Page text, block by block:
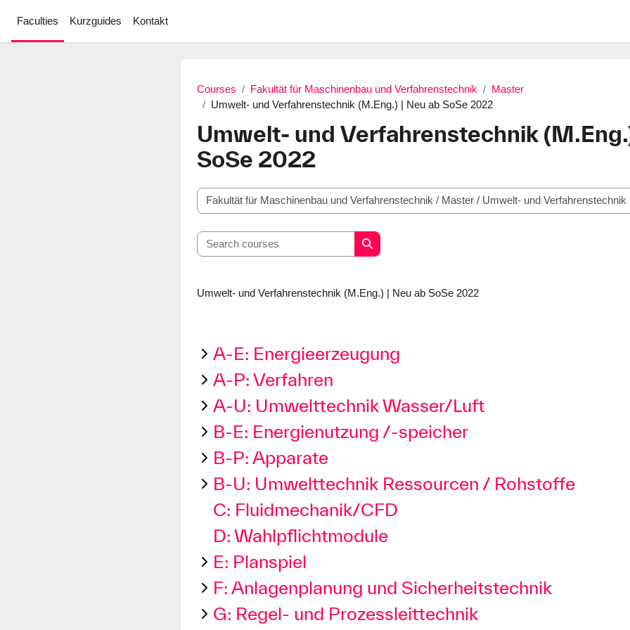
Faculties
Kurzguides Kontakt
Courses
Fakultät für Maschinenbau und Verfahrenstechnik
Master
Umwelt- und Verfahrenstechnik (M.Eng.) | Neu ab SoSe 2022
Umwelt- und Verfahrenstechnik
SoSe 2022
Course categories
Search courses
Search courses
Umwelt- und Verfahrenstechnik (M.Eng.) | Neu ab SoSe 2022
A-E: Energieerzeugung
A-P: Verfahren
A-U: Umwelttechnik Wasser/Luft
B-E: Energienutzung /-speicher
B-P: Apparate
B-U: Umwelttechnik Ressourcen / Rohstoffe
C: Fluidmechanik/CFD
D: Wahlpflichtmodule
E: Planspiel
F: Anlagenplanung und Sicherheitstechnik
G: Regel- und Prozessleittechnik